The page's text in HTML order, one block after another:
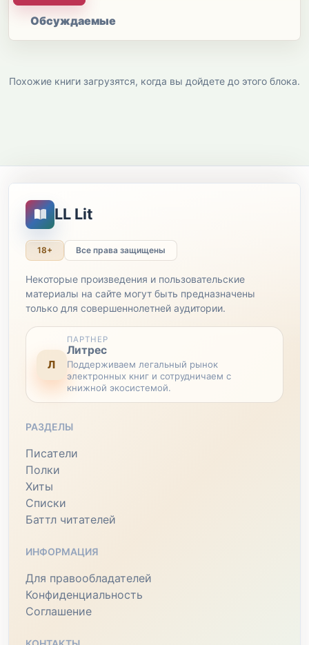
Обсуждаемые
Похожие книги загрузятся, когда вы дойдете до этого блока.
LL Lit
18+ Все права защищены
Некоторые произведения и пользовательские
материалы на сайте могут быть предназначены
только для совершеннолетней аудитории.
Л
ПАРТНЕР
Литрес
Поддерживаем легальный рынок
электронных книг и сотрудничаем с
книжной экосистемой.
РАЗДЕЛЫ
Писатели
Полки
Хиты
Списки
Баттл читателей
ИНФОРМАЦИЯ
Для правообладателей
Конфиденциальность
Соглашение